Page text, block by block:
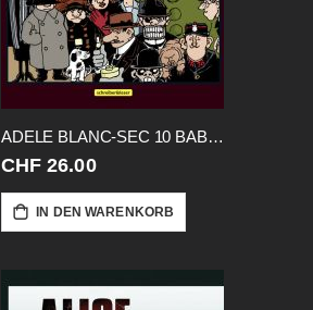
ADELE BLANC-SEC 10 BABY IM PARK
CHF 26.00
IN DEN WARENKORB